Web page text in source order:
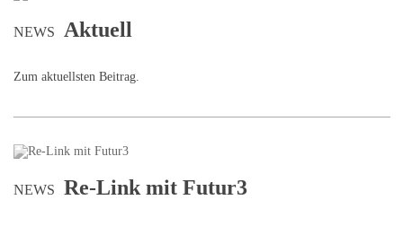
NEWS Aktuell
Zum aktuellsten Beitrag.
NEWS Re-Link mit Futur3